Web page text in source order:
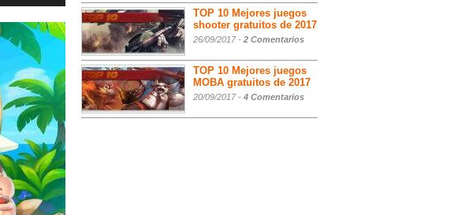
TOP 10 Mejores juegos
shooter gratuitos de 2017
26/09/2017 - 2 Comentarios
TOP 10 Mejores juegos
MOBA gratuitos de 2017
20/09/2017 - 4 Comentarios